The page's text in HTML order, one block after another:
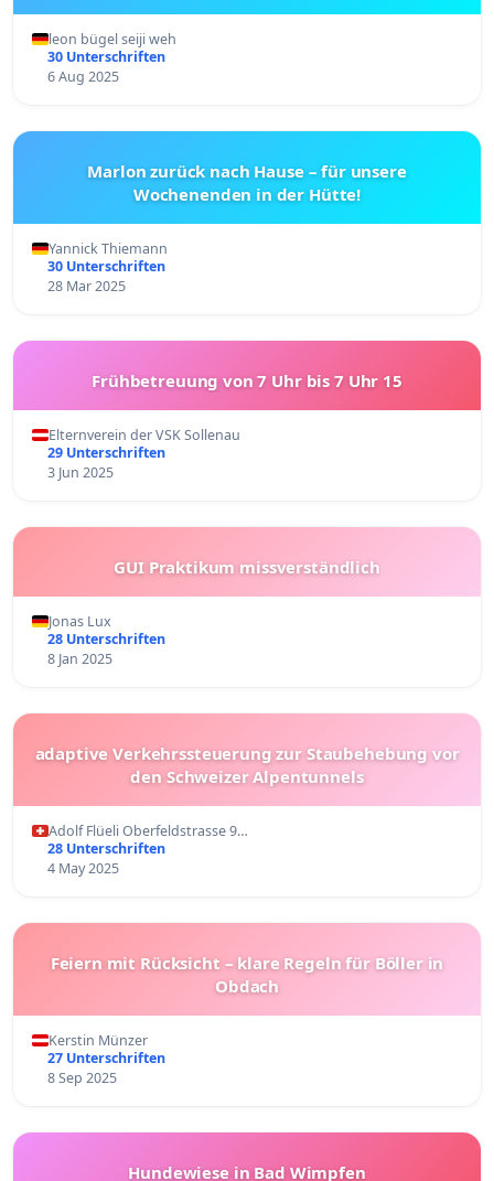
leon bügel seiji weh
30 Unterschriften
6 Aug 2025
Marlon zurück nach Hause – für unsere
Wochenenden in der Hütte!
Yannick Thiemann
30 Unterschriften
28 Mar 2025
Frühbetreuung von 7 Uhr bis 7 Uhr 15
Elternverein der VSK Sollenau
29 Unterschriften
3 Jun 2025
GUI Praktikum missverständlich
Jonas Lux
28 Unterschriften
8 Jan 2025
adaptive Verkehrssteuerung zur Staubehebung vor
den Schweizer Alpentunnels
Adolf Flüeli Oberfeldstrasse 9…
28 Unterschriften
4 May 2025
Feiern mit Rücksicht – klare Regeln für Böller in
Obdach
Kerstin Münzer
27 Unterschriften
8 Sep 2025
Hundewiese in Bad Wimpfen